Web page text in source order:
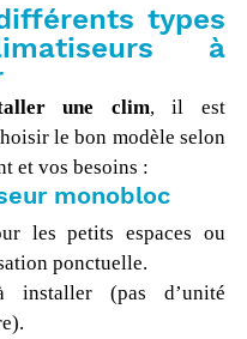
types
à
une clim, il est
le bon modèle selon
et vos besoins :
monobloc
les petits espaces ou
ponctuelle.
installer (pas d’unité